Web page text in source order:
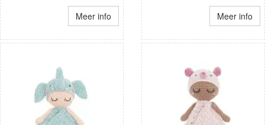
Meer info Meer info